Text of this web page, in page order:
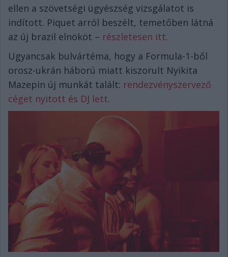
ellen a szövetségi ügyészség vizsgálatot is
indított. Piquet arról beszélt, temetőben látná
az új brazil elnököt – részletesen itt.
Ugyancsak bulvártéma, hogy a Formula-1-ből
orosz-ukrán háború miatt kiszorult Nyikita
Mazepin új munkát talált: rendezvényszervező
céget nyitott és DJ lett.